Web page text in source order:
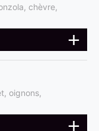
chèvre,
oignons,